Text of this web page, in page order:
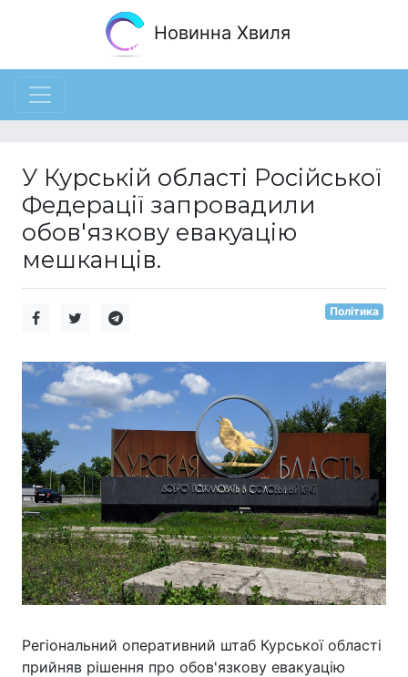
Новинна Хвиля
У Курській області Російської
Федерації запровадили
обов'язкову евакуацію
мешканців.
Політика
Регіональний оперативний штаб Курської області
прийняв рішення про обов'язкову евакуацію